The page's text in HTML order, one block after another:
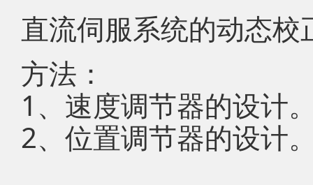
直流伺服系统的动态校
方法：
1、速度调节器的设计
2、位置调节器的设计